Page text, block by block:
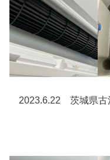
2023.6.22 茨城県